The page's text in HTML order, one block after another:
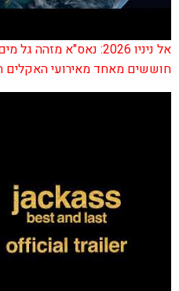
אל ניניו 2026: נאס"א
חוששים מאחד מאירועי האקלים